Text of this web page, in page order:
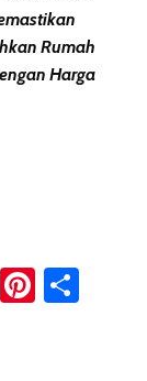
Rumah
Harga
Line